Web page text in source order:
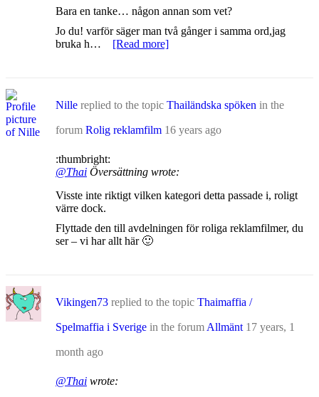
Bara en tanke… någon annan som vet?
Jo du! varför säger man två gånger i samma ord,jag
bruka h…
[Read more]
Nille replied to the topic Thailändska spöken in the
forum Rolig reklamfilm 16 years ago
:thumbright:
@Thai Översättning wrote:
Visste inte riktigt vilken kategori detta passade i, roligt
värre dock.
Flyttade den till avdelningen för roliga reklamfilmer, du
ser – vi har allt här 🙂
Vikingen73 replied to the topic Thaimaffia /
Spelmaffia i Sverige in the forum Allmänt 17 years, 1
month ago
@Thai wrote: